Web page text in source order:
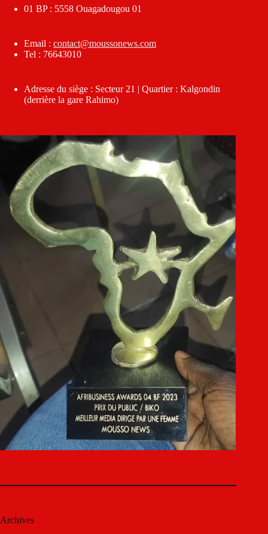
01 BP : 5558 Ouagadougou 01
Email : contact@moussonews.com
Tel : 76643010
Adresse du siège : Secteur 21 | Quartier : Kalgondin
(derrière la gare Rahimo)
Archives